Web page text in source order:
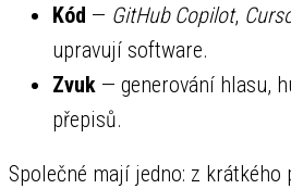
Kód — GitHub Copilot,
upravují software.
Zvuk — generování hlasu,
přepisů.
Společné mají jedno: z krátkého